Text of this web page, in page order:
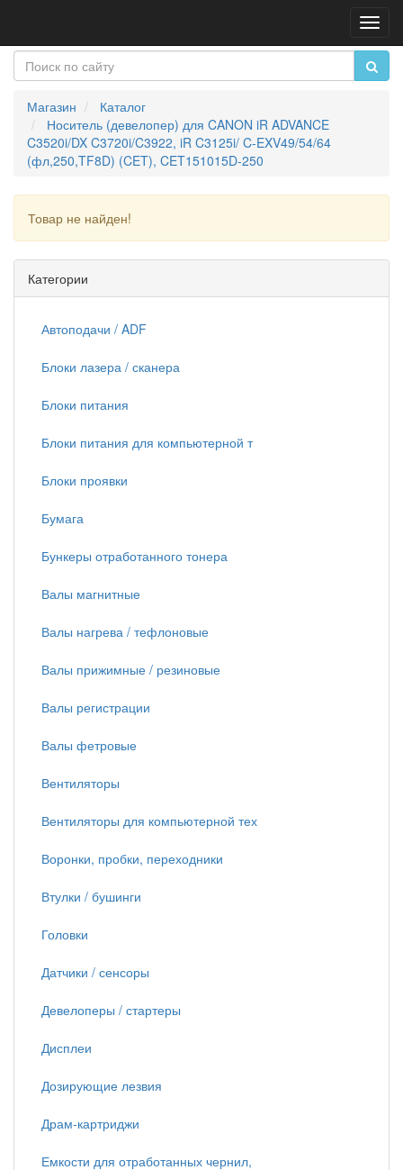
Магазин
Каталог
Носитель (девелопер) для CANON iR ADVANCE
C3520i/DX C3720i/C3922, iR C3125i/ C-EXV49/54/64
(фл,250,TF8D) (CET), CET151015D-250
Товар не найден!
Категории
Автоподачи / ADF
Блоки лазера / сканера
Блоки питания
Блоки питания для компьютерной т
Блоки проявки
Бумага
Бункеры отработанного тонера
Валы магнитные
Валы нагрева / тефлоновые
Валы прижимные / резиновые
Валы регистрации
Валы фетровые
Вентиляторы
Вентиляторы для компьютерной тех
Воронки, пробки, переходники
Втулки / бушинги
Головки
Датчики / сенсоры
Девелоперы / стартеры
Дисплеи
Дозирующие лезвия
Драм-картриджи
Емкости для отработанных чернил,